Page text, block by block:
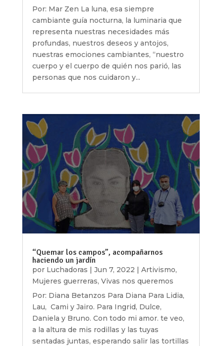
Por: Mar Zen La luna, esa siempre
cambiante guía nocturna, la luminaria que
representa nuestras necesidades más
profundas, nuestros deseos y antojos,
nuestras emociones cambiantes, “nuestro
cuerpo y el cuerpo de quién nos parió, las
personas que nos cuidaron y...
“Quemar los campos”, acompañarnos
haciendo un jardín
por Luchadoras | Jun 7, 2022 | Artivismo,
Mujeres guerreras, Vivas nos queremos
Por: Diana Betanzos Para Diana Para Lidia,
Lau, Cami y Jairo. Para Ingrid, Dulce,
Daniela y Bruno. Con todo mi amor. te veo,
a la altura de mis rodillas y las tuyas
sentadas juntas, esperando salir las tortillas